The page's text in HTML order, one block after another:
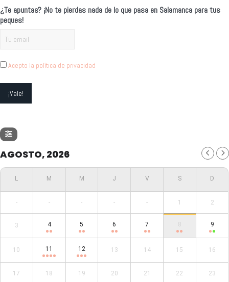
¿Te apuntas? ¡No te pierdas nada de lo que pasa en Salamanca para tus
peques!
Acepto la política de privacidad
AGOSTO, 2026
- - - - - 1 2
3 4 5 6 7 8 9
10 11 12 13 14 15 16
17 18 19 20 21 22 23